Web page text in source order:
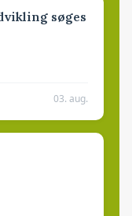
søges
03. aug.